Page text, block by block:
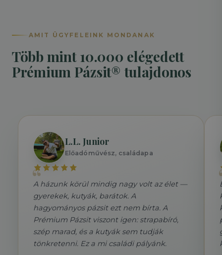
AMIT ÜGYFELEINK MONDANAK
Több mint 10.000 elégedett
Prémium Pázsit® tulajdonos
L.L. Junior
Előadóművész, családapa
A házunk körül mindig nagy volt az élet —
gyerekek, kutyák, barátok. A
hagyományos pázsit ezt nem bírta. A
Prémium Pázsit viszont igen: strapabíró,
szép marad, és a kutyák sem tudják
tönkretenni. Ez a mi családi pályánk.